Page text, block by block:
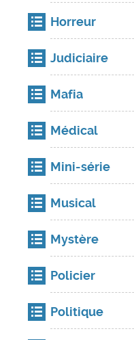
Horreur
Judiciaire
Mafia
Médical
Mini-série
Musical
Mystère
Policier
Politique